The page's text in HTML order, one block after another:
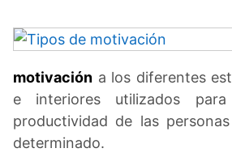
motivación a los diferentes
e interiores utilizados
productividad de las
determinado.